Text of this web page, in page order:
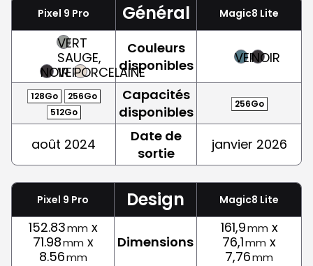
Pixel 9 Pro Général Magic8 Lite
NOIR
VERT
SAUGE,
VERTPORCELAINE
Couleurs
disponibles
VERTNOIR
128Go
256Go
512Go
Capacités
disponibles
256Go
août 2024
Date de
sortie
janvier 2026
Pixel 9 Pro Design Magic8 Lite
152.83mm x
71.98mm x
8.56mm
Dimensions
161,9mm x
76,1mm x
7,76mm